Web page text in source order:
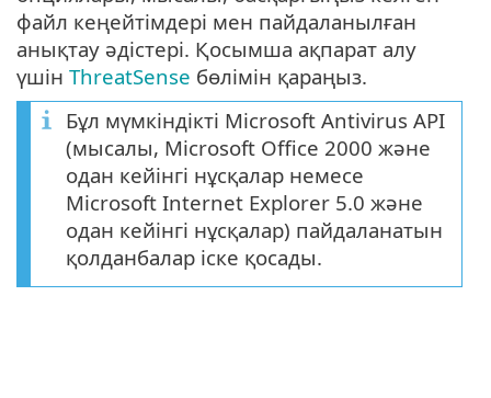
файл кеңейтімдері мен пайдаланылған
анықтау әдістері. Қосымша ақпарат алу
үшін ThreatSense бөлімін қараңыз.
Бұл мүмкіндікті Microsoft Antivirus API
(мысалы, Microsoft Office 2000 және
одан кейінгі нұсқалар немесе
Microsoft Internet Explorer 5.0 және
одан кейінгі нұсқалар) пайдаланатын
қолданбалар іске қосады.